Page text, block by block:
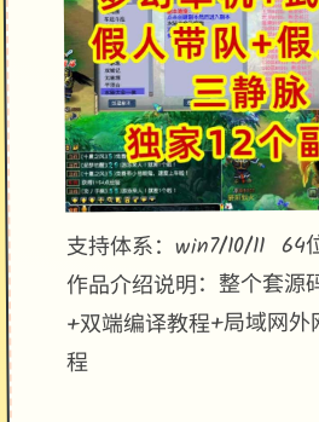
支持体系：win7/10/11 64
作品介绍说明：整个套源
+双端编译教程+局域网
程